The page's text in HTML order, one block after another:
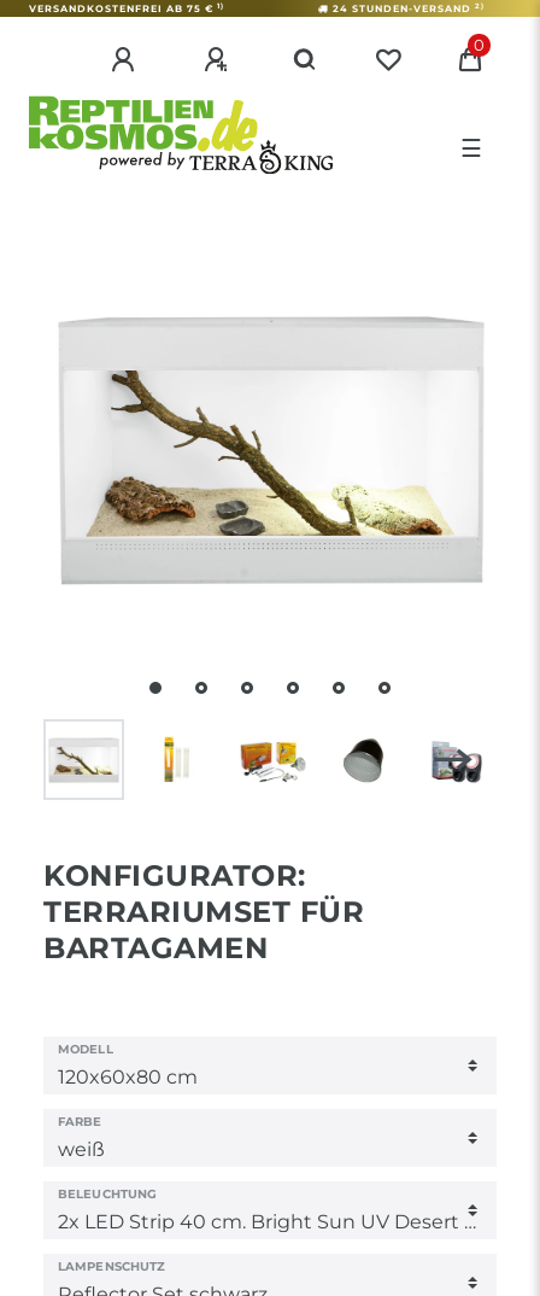
VERSANDKOSTENFREI AB 75 € 1) 24 STUNDEN-VERSAND 2)
0
☰
KONFIGURATOR:
TERRARIUMSET FÜR
BARTAGAMEN
MODELL
FARBE
BELEUCHTUNG
LAMPENSCHUTZ